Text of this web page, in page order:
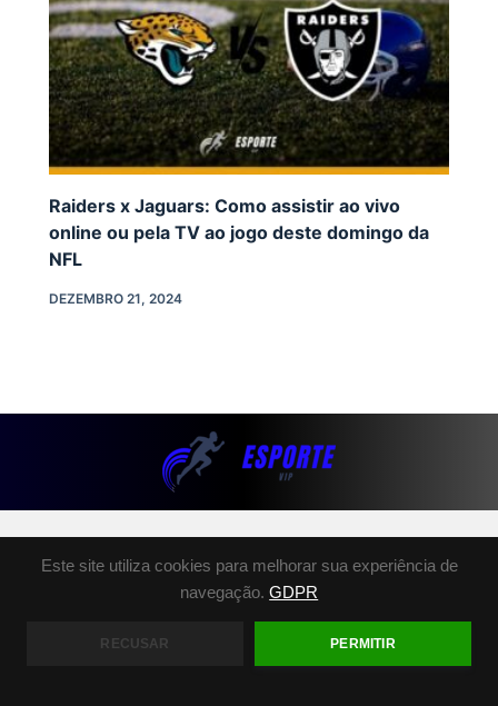
Este site utiliza cookies para melhorar sua experiência de
navegação. GDPR
RECUSAR PERMITIR
Raiders x Jaguars: Como assistir ao vivo
online ou pela TV ao jogo deste domingo da
NFL
DEZEMBRO 21, 2024
POLÍTICA DE PRIVACIDADE
TERMOS E CONDIÇÕES
COPYRIGHT © 2026 - ESPORTE.VIP